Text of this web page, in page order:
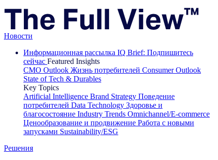
Новости
Информационная рассылка IQ Brief: Подпишитесь
сейчас Featured Insights
CMO Outlook Жизнь потребителей Consumer Outlook
State of Tech & Durables
Key Topics
Artificial Intelligence Brand Strategy Поведение
потребителей Data Technology Здоровье и
благосостояние Industry Trends Omnichannel/E-commerce
Ценообразование и продвижение Работа с новыми
запусками Sustainability/ESG
Решения